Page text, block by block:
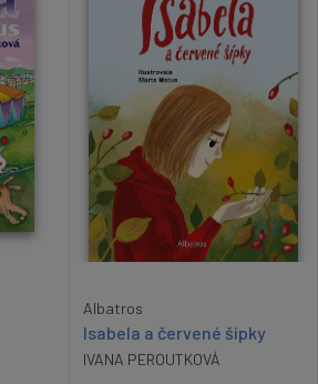
Albatros
Isabela a červené šípky
IVANA PEROUTKOVÁ